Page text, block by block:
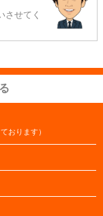
させてく
ております）